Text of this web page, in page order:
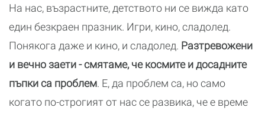
На нас, възрастните, детството ни се вижда като
един безкраен празник. Игри, кино, сладолед.
Понякога даже и кино, и сладолед. Разтревожени
и вечно заети - смятаме, че космите и досадните
пъпки са проблем. Е, да проблем са, но само
когато по-строгият от нас се развика, че е време